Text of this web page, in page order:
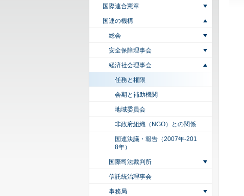
国際連合憲章
国連の機構
総会
安全保障理事会
経済社会理事会
任務と権限
会期と補助機関
地域委員会
非政府組織（NGO）との関係
国連決議・報告（2007年-201
8年）
国際司法裁判所
信託統治理事会
事務局